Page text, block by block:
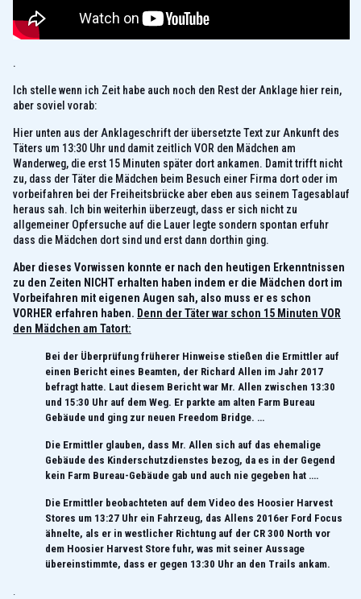
.
Ich stelle wenn ich Zeit habe auch noch den Rest der Anklage hier rein,
aber soviel vorab:
Hier unten aus der Anklageschrift der übersetzte Text zur Ankunft des
Täters um 13:30 Uhr und damit zeitlich VOR den Mädchen am
Wanderweg, die erst 15 Minuten später dort ankamen. Damit trifft nicht
zu, dass der Täter die Mädchen beim Besuch einer Firma dort oder im
vorbeifahren bei der Freiheitsbrücke aber eben aus seinem Tagesablauf
heraus sah. Ich bin weiterhin überzeugt, dass er sich nicht zu
allgemeiner Opfersuche auf die Lauer legte sondern spontan erfuhr
dass die Mädchen dort sind und erst dann dorthin ging.
Aber dieses Vorwissen konnte er nach den heutigen Erkenntnissen
zu den Zeiten NICHT erhalten haben indem er die Mädchen dort im
Vorbeifahren mit eigenen Augen sah, also muss er es schon
VORHER erfahren haben. Denn der Täter war schon 15 Minuten VOR
den Mädchen am Tatort:
Bei der Überprüfung früherer Hinweise stießen die Ermittler auf
einen Bericht eines Beamten, der Richard Allen im Jahr 2017
befragt hatte. Laut diesem Bericht war Mr. Allen zwischen 13:30
und 15:30 Uhr auf dem Weg. Er parkte am alten Farm Bureau
Gebäude und ging zur neuen Freedom Bridge. …
Die Ermittler glauben, dass Mr. Allen sich auf das ehemalige
Gebäude des Kinderschutzdienstes bezog, da es in der Gegend
kein Farm Bureau-Gebäude gab und auch nie gegeben hat ….
Die Ermittler beobachteten auf dem Video des Hoosier Harvest
Stores um 13:27 Uhr ein Fahrzeug, das Allens 2016er Ford Focus
ähnelte, als er in westlicher Richtung auf der CR 300 North vor
dem Hoosier Harvest Store fuhr, was mit seiner Aussage
übereinstimmte, dass er gegen 13:30 Uhr an den Trails ankam.
.